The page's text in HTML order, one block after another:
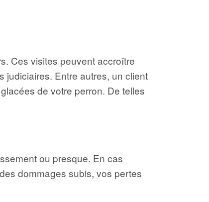
Ces visites peuvent accroître
judiciaires. Entre autres, un client
de votre perron. De telles
ou presque. En cas
dommages subis, vos pertes